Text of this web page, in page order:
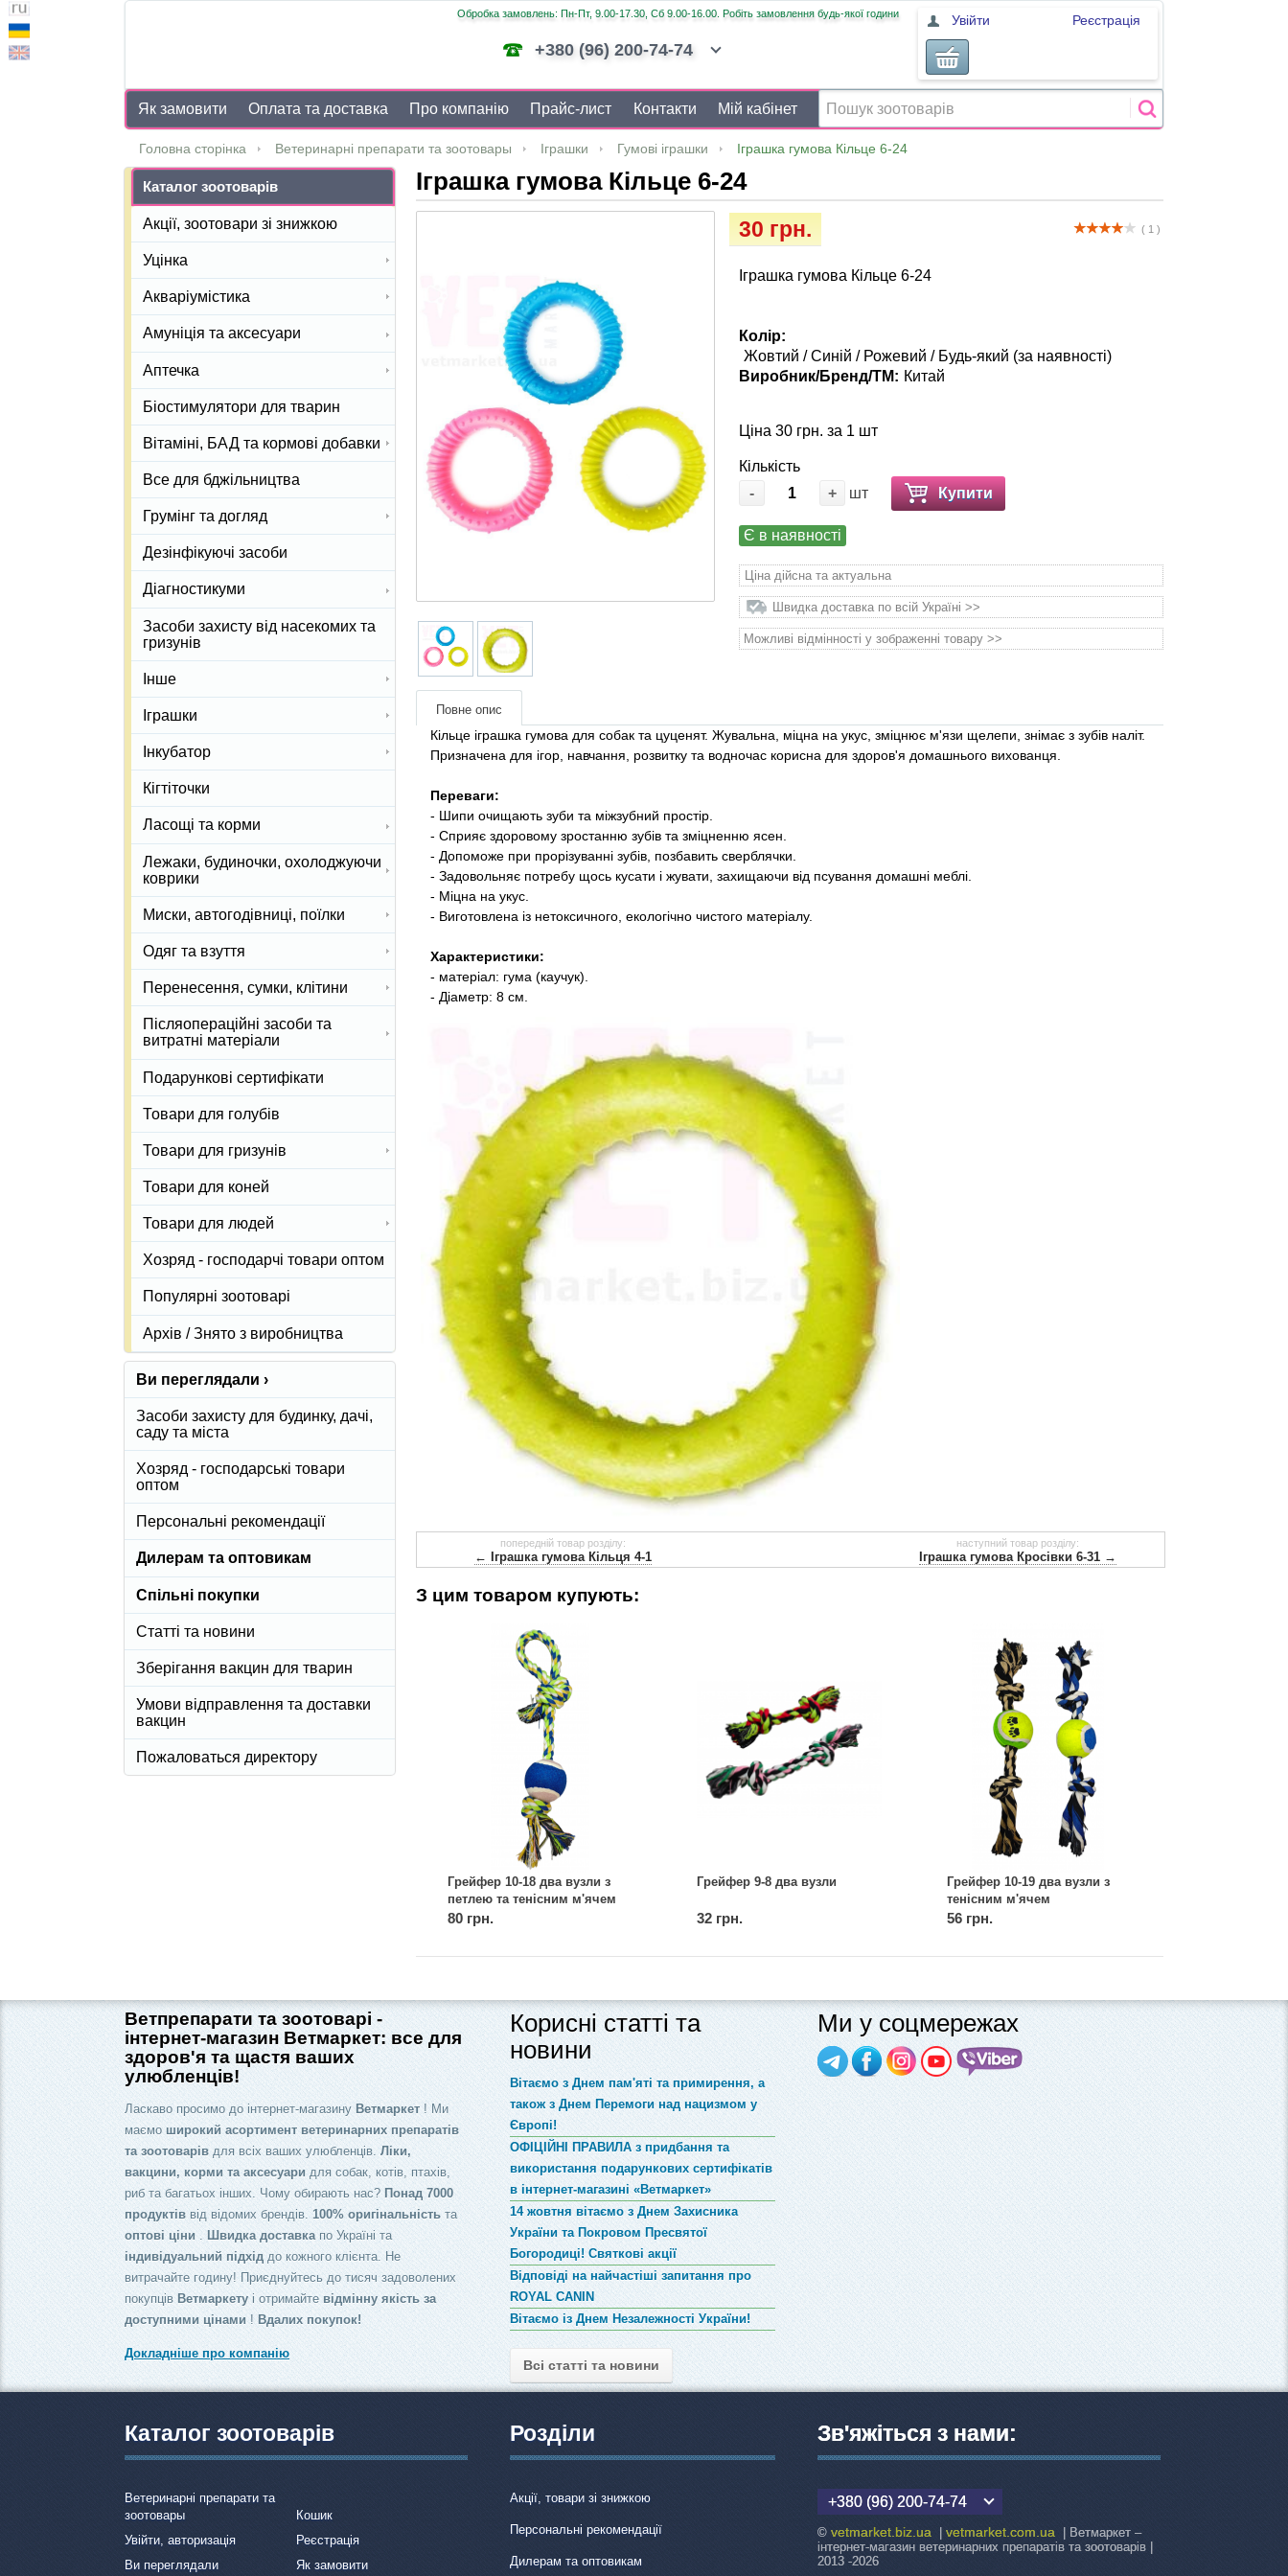
Обробка замовлень: Пн-Пт, 9.00-17.30, Сб 9.00-16.00. Робіть замовлення будь-якої години
+380 (96) 200-74-74
Увійти Реєстрація
Як замовити Оплата та доставка Про компанію Прайс-лист Контакти Мій кабінет
Головна сторінка Ветеринарні препарати та зоотовары Іграшки Гумові іграшки Іграшка гумова Кільце 6-24
Іграшка гумова Кільце 6-24
( 1 )
30 грн.
Іграшка гумова Кільце 6-24
Колір:
Жовтий / Синій / Рожевий / Будь-який (за наявності)
Виробник/Бренд/ТМ: Китай
Ціна 30 грн. за 1 шт
Кількість
-
+ шт Купити
Є в наявності
Ціна дійсна та актуальна
Швидка доставка по всій Україні >>
Можливі відмінності у зображенні товару >>
Повне опис
Кільце іграшка гумова для собак та цуценят. Жувальна, міцна на укус, зміцнює м'язи щелепи, знімає з зубів наліт.
Призначена для ігор, навчання, розвитку та водночас корисна для здоров'я домашнього вихованця.
Переваги:
​​- Шипи очищають зуби та міжзубний простір.
- Сприяє здоровому зростанню зубів та зміцненню ясен.
- Допоможе при прорізуванні зубів, позбавить сверблячки.
- Задовольняє потребу щось кусати і жувати, захищаючи від псування домашні меблі.
- Міцна на укус.
- Виготовлена ​​із нетоксичного, екологічно чистого матеріалу.
Характеристики:
- матеріал: гума (каучук).
- Діаметр: 8 см.
попередній товар розділу:
← Іграшка гумова Кільця 4-1
наступний товар розділу:
Іграшка гумова Кросівки 6-31 →
З цим товаром купують:
Грейфер 10-18 два вузли з
петлею та тенісним м'ячем
80 грн.
Грейфер 9-8 два вузли
32 грн.
Грейфер 10-19 два вузли з
тенісним м'ячем
56 грн.
Каталог зоотоварів
Акції, зоотовари зі знижкою
Уцінка
Акваріумістика
Амуніція та аксесуари
Аптечка
Біостимулятори для тварин
Вітаміні, БАД та кормові добавки
Все для бджільництва
Грумінг та догляд
Дезінфікуючі засоби
Діагностикуми
Засоби захисту від насекомих та
гризунів
Інше
Іграшки
Інкубатор
Кігтіточки
Ласощі та корми
Лежаки, будиночки, охолоджуючи
коврики
Миски, автогодівниці, поїлки
Одяг та взуття
Перенесення, сумки, клітини
Післяопераційні засоби та
витратні матеріали
Подарункові сертифікати
Товари для голубів
Товари для гризунів
Товари для коней
Товари для людей
Хозряд - господарчі товари оптом
Популярні зоотоварі
Архів / Знято з виробництва
Ви переглядали ›
Засоби захисту для будинку, дачі,
саду та міста
Хозряд - господарські товари
оптом
Персональні рекомендації
Дилерам та оптовикам
Спільні покупки
Статті та новини
Зберігання вакцин для тварин
Умови відправлення та доставки
вакцин
Пожаловаться директору
Ветпрепарати та зоотоварі -
інтернет-магазин Ветмаркет: все для
здоров'я та щастя ваших
улюбленців!
Ласкаво просимо до інтернет-магазину Ветмаркет ! Ми
маємоширокий асортимент ветеринарних препаратів
та зоотоварів для всіх ваших улюбленців.Ліки,
вакцини, корми та аксесуаридля собак, котів, птахів,
риб та багатьох інших. Чому обирають нас? Понад 7000
продуктів від відомих брендів.100% оригінальність та
оптові ціни. Швидка доставкапо Україні та
індивідуальний підхід до кожного клієнта. Не
витрачайте годину! Приєднуйтесь до тисяч задоволених
покупців Ветмаркетуі отримайте відмінну якість за
доступними цінами ! Вдалих покупок!
Докладніше про компанію
Корисні статті та
новини
Вітаємо з Днем пам'яті та примирення, а
також з Днем Перемоги над нацизмом у
Європі!
ОФІЦІЙНІ ПРАВИЛА з придбання та
використання подарункових сертифікатів
в інтернет-магазині «Ветмаркет»
14 жовтня вітаємо з Днем Захисника
України та Покровом Пресвятої
Богородиці! Святкові акції
Відповіді на найчастіші запитання про
ROYAL CANIN
Вітаємо із Днем Незалежності України!
Всі статті та новини
Ми у соцмережах
Каталог зоотоварів
Ветеринарні препарати та
зоотовары
Кошик
Увійти, авторизація
Реєстрація
Ви переглядали
Як замовити
Розділи
Акції, товари зі знижкою
Персональні рекомендації
Дилерам та оптовикам
Зв'яжіться з нами:
+380 (96) 200-74-74
©vetmarket.biz.ua |vetmarket.com.ua | Ветмаркет –
інтернет-магазин ветеринарних препаратів та зоотоварів |
2013 -2026